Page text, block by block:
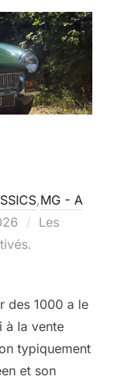
,MG - A
Les
des 1000 a le
à la vente
typiquement
et son